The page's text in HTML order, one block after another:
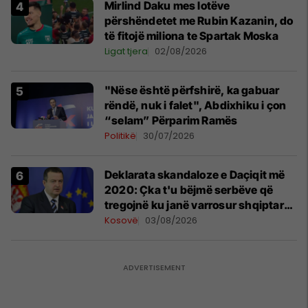
Mirlind Daku mes lotëve
përshëndetet me Rubin Kazanin, do
të fitojë miliona te Spartak Moska
Ligat tjera 02/08/2026
"Nëse është përfshirë, ka gabuar
rëndë, nuk i falet", Abdixhiku i çon
“selam” Përparim Ramës
Politikë 30/07/2026
​Deklarata skandaloze e Daçiqit më
2020: Çka t'u bëjmë serbëve që
tregojnë ku janë varrosur shqiptarët
në Serbi
Kosovë 03/08/2026